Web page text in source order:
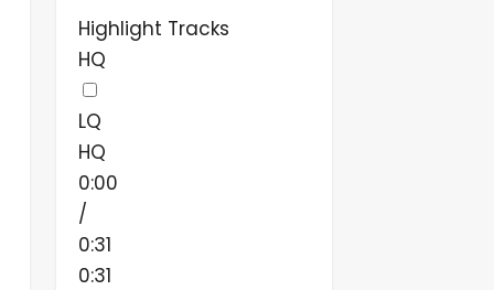
Highlight Tracks
HQ
LQ
HQ
0:00
/
0:31
0:31